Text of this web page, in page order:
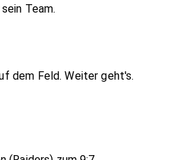
Team.
dem Feld. Weiter geht's.